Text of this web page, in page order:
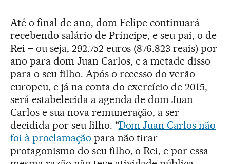
Até o final de ano, dom Felipe continuará
recebendo salário de Príncipe, e seu pai, o de
Rei – ou seja, 292.752 euros (876.823 reais) por
ano para dom Juan Carlos, e a metade disso
para o seu filho. Após o recesso do verão
europeu, e já na conta do exercício de 2015,
será estabelecida a agenda de dom Juan
Carlos e sua nova remuneração, a ser
decidida por seu filho. “Dom Juan Carlos não
foi à proclamação para não tirar
protagonismo do seu filho, o Rei, e por essa